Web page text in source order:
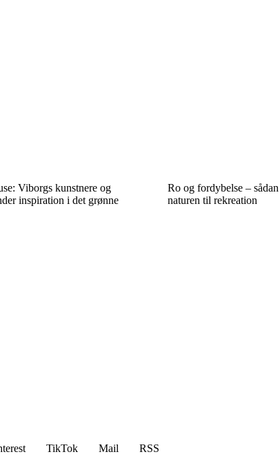
Viborgs kunstnere og
inspiration i det grønne
Ro og fordybelse –
naturen til rekreation
TikTok Mail
RSS